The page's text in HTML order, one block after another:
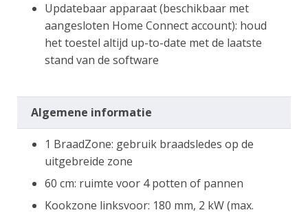
Updatebaar apparaat (beschikbaar met
aangesloten Home Connect account): houd
het toestel altijd up-to-date met de laatste
stand van de software
Algemene informatie
1 BraadZone: gebruik braadsledes op de
uitgebreide zone
60 cm: ruimte voor 4 potten of pannen
Kookzone linksvoor: 180 mm, 2 kW (max.